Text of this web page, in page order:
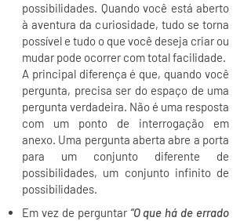
possibilidades. Quando você está aberto
à aventura da curiosidade, tudo se torna
possível e tudo o que você deseja criar ou
mudar pode ocorrer com total facilidade.
A principal diferença é que, quando você
pergunta, precisa ser do espaço de uma
pergunta verdadeira. Não é uma resposta
com um ponto de interrogação em
anexo. Uma pergunta aberta abre a porta
para um conjunto diferente de
possibilidades, um conjunto infinito de
possibilidades.
Em vez de perguntar “O que há de errado